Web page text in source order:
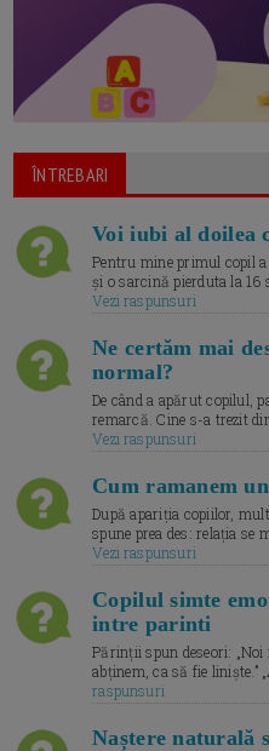
ÎNTREBARI
Voi iubi al doilea
Pentru mine primul copil
și o sarcină pierduta la
Vezi raspunsuri
Ne certăm mai
normal?
De când a apărut copilul,
remarcă. Cine s-a trezit
Vezi raspunsuri
Cum ramanem
După apariția copiilor,
spune prea des: relația se
Vezi raspunsuri
Copilul simte
intre parinti
Părinții spun deseori:
abținem, ca să fie liniște.”
raspunsuri
Naștere naturală